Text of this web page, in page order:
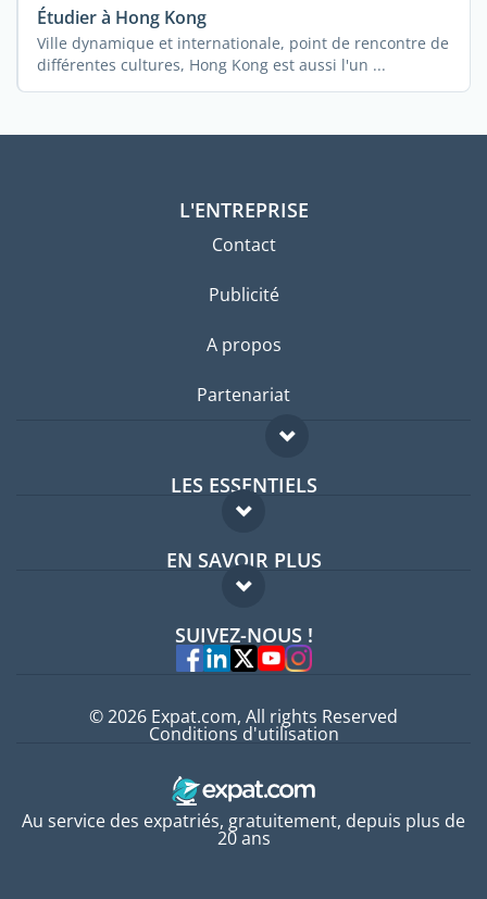
Étudier à Hong Kong
Ville dynamique et internationale, point de rencontre de
différentes cultures, Hong Kong est aussi l'un ...
L'ENTREPRISE
Contact
Publicité
A propos
Partenariat
LES ESSENTIELS
Forum expatriés
Guides pays
EN SAVOIR PLUS
FAQ
Experts
SUIVEZ-NOUS !
Au service des expatriés, gratuitement, depuis plus de
20 ans
© 2026 Expat.com, All rights Reserved
Conditions d'utilisation